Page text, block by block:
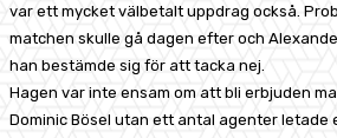
var ett mycket välbetalt uppdrag också.
matchen skulle gå dagen efter och
han bestämde sig för att tacka nej.
Hagen var inte ensam om att bli erbjuden
Dominic Bösel utan ett antal agenter letade